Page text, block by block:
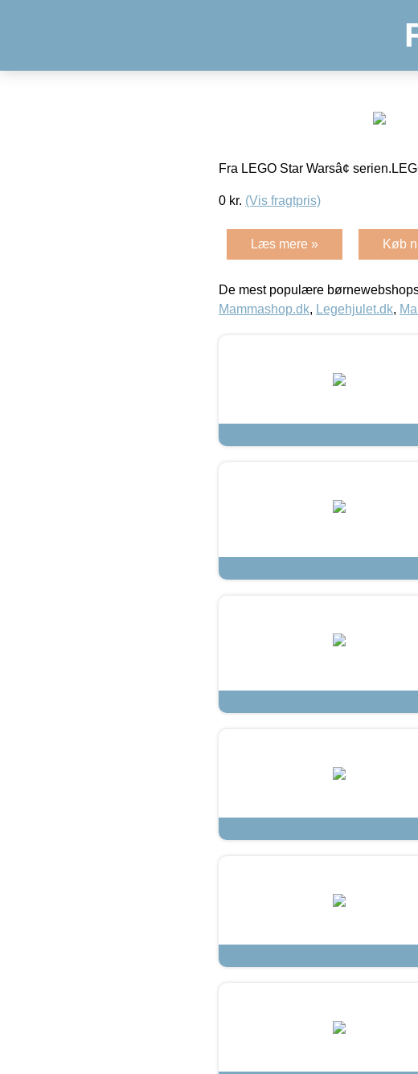
Fra LEGO Star Warsâ¢
0 kr. (Vis fragtpris)
Læs mere » Køb
De mest populære
Mammashop.dk, Legehjulet.dk,